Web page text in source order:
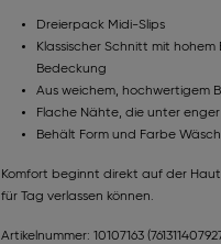
Dreierpack Midi-Slips
Klassischer Schnitt mit
Bedeckung
Aus weichem, hochwertigem
Flache Nähte, die unter
Behält Form und Farbe
Komfort beginnt direkt auf der
für Tag verlassen können.
Artikelnummer: 10107163